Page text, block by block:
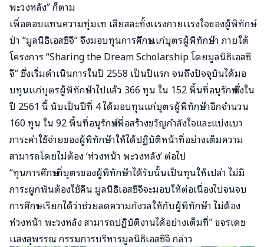
พะวงหลัง” ก็ตาม
เพื่อตอบแทนความทุ่มเท เสียสละทั้งเเรงกายเเรงใจของผู้พิทักษ์
ป่า “มูลนิธิเอสซีจี” จึงมอบทุนการศึกษาเเก่บุตรผู้พิทักษ์ป่า ภายใต้
โครงการ “Sharing the Dream Scholarship โดยมูลนิธิเอสซี
จี” ซึ่งเริ่มดำเนินการในปี 2558 เป็นปีแรก จนถึงปัจจุบันได้มอ
บทุนเเก่บุตรผู้พิทักษ์ป่าไปแล้ว 366 ทุน ใน 152 พื้นที่อนุรักษ์ ซึ่งใน
ปี 2561 นี้ นับเป็นปีที่ 4 ได้มอบทุนแก่บุตรผู้พิทักษ์ป่าอีกจำนวน
160 ทุน ใน 92 พื้นที่อนุรักษ์ เพื่อสร้างขวัญกำลังใจและแบ่งเบา
ภาระค่าใช้จ่ายของผู้พิทักษ์ป่าให้ได้ปฏิบัติหน้าที่อย่างเต็มความ
สามารถโดยไม่ต้อง ‘ห่วงหน้า พะวงหลัง’ ต่อไป
“ทุนการศึกษาที่บุตรของผู้พิทักษ์ป่าได้รับนั้นเป็นทุนให้เปล่า ไม่มี
ภาระผูกพันต้องใช้คืน มูลนิธิเอสซีจีจะมอบให้ต่อเนื่องไปจนจบ
การศึกษา เรียกได้ว่าช่วยลดความกังวลให้กับผู้พิทักษ์ป่า ไม่ต้อง
ห่วงหน้า พะวงหลัง สามารถปฏิบัติงานได้อย่างเต็มที่” ขจรเดช
เเสงสุพรรณ กรรมการบริหารมูลนิธิเอสซีจี กล่าว